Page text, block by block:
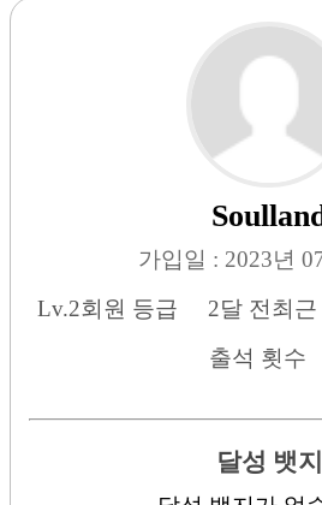
가입일 : 2023년
Lv.2회원 등급 2달 전 최
출석 횟수
달성 뱃지